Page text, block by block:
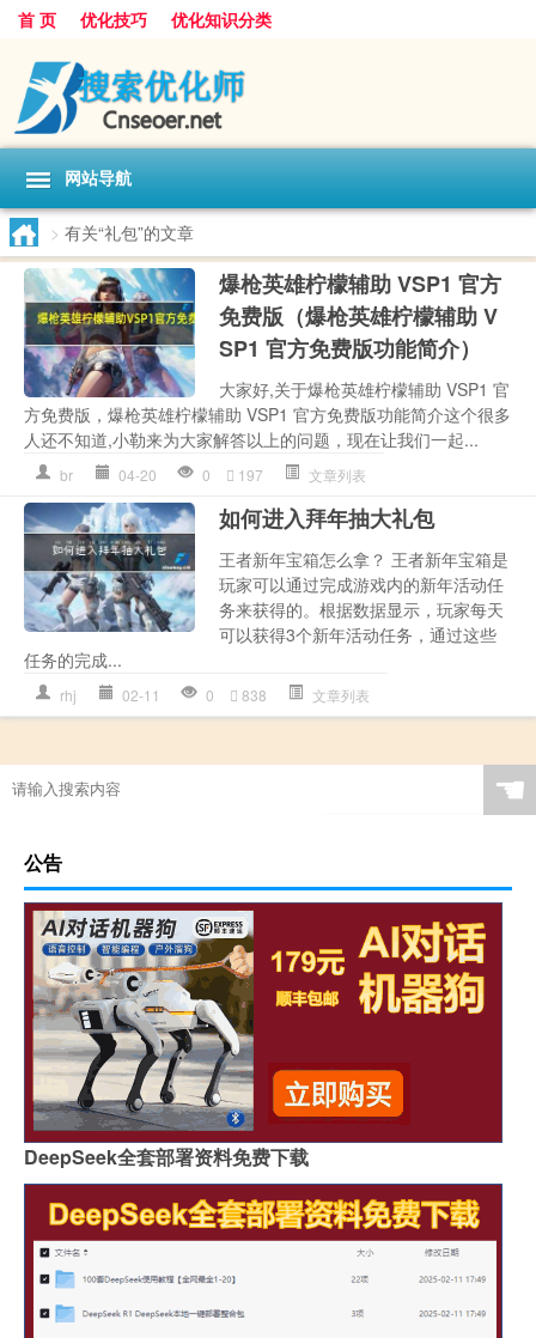
首 页 优化技巧 优化知识分类
网站导航
> 有关“礼包”的文章
爆枪英雄柠檬辅助 VSP1 官方
免费版（爆枪英雄柠檬辅助 V
SP1 官方免费版功能简介）
大家好,关于爆枪英雄柠檬辅助 VSP1 官
方免费版，爆枪英雄柠檬辅助 VSP1 官方免费版功能简介这个很多
人还不知道,小勒来为大家解答以上的问题，现在让我们一起...
br 04-20 0 197 文章列表
如何进入拜年抽大礼包
王者新年宝箱怎么拿？ 王者新年宝箱是
玩家可以通过完成游戏内的新年活动任
务来获得的。根据数据显示，玩家每天
可以获得3个新年活动任务，通过这些
任务的完成...
rhj 02-11 0 838 文章列表
☚
公告
DeepSeek全套部署资料免费下载